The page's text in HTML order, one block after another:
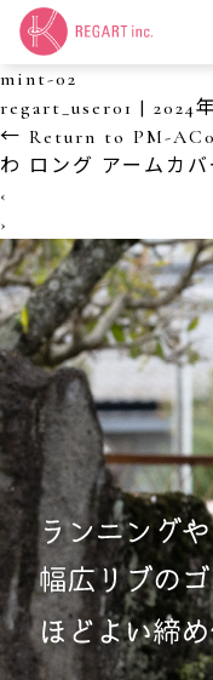
mint-02
regart_user01 | 2024
← Return to PM-
わ ロング アームカバ
‹
›